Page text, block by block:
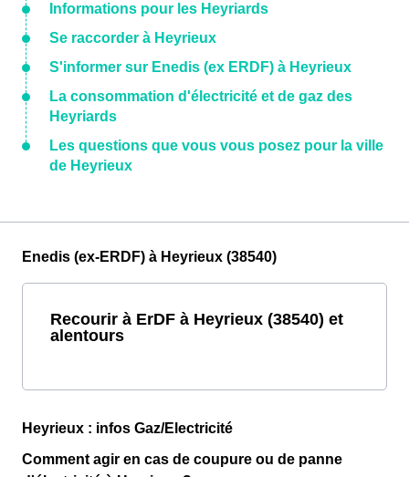
Informations pour les Heyriards
Se raccorder à Heyrieux
S'informer sur Enedis (ex ERDF) à Heyrieux
La consommation d'électricité et de gaz des
Heyriards
Les questions que vous vous posez pour la ville
de Heyrieux
Enedis (ex-ERDF) à Heyrieux (38540)
Recourir à ErDF à Heyrieux (38540) et
alentours
Heyrieux : infos Gaz/Electricité
Comment agir en cas de coupure ou de panne